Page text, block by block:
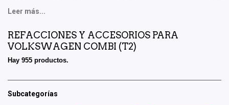
Leer más...
REFACCIONES Y ACCESORIOS PARA
VOLKSWAGEN COMBI (T2)
Hay 955 productos.
Subcategorías